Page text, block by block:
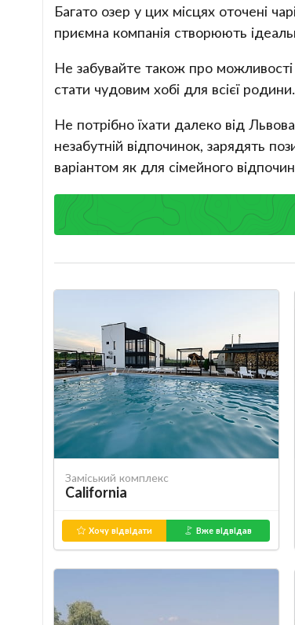
Багато озер у цих місцях оточені
приємна компанія створюють
Не забувайте також про
стати чудовим хобі для всієї родини.
Не потрібно їхати далеко від
незабутній відпочинок, зарядять
варіантом як для сімейного
Заміський комплекс
California
Хочу відвідати Вже відвідав